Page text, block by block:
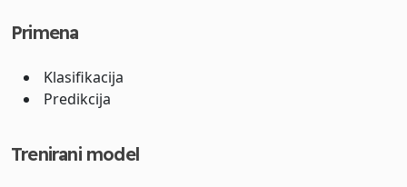
Primena
Klasifikacija
Predikcija
Trenirani model